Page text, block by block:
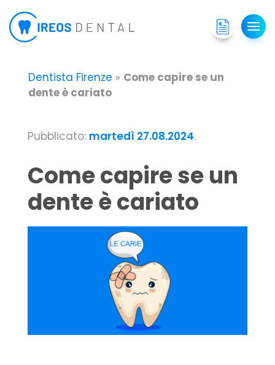
Dentista Firenze » Come capire se un
dente è cariato
Pubblicato: martedì 27.08.2024.
Come capire se un
dente è cariato